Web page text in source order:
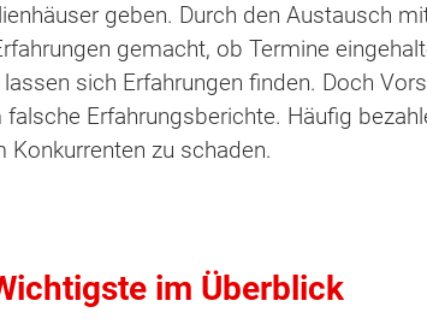
geben. Durch den Austausch
gemacht, ob Termine
lassen sich Erfahrungen finden. Doch
falsche Erfahrungsberichte. Häufig
Konkurrenten zu schaden.
im Überblick